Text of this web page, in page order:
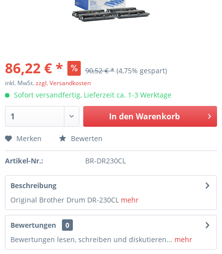
86,22 € * 90,52 € * (4,75% gespart)
inkl. MwSt.zzgl. Versandkosten
Sofort versandfertig, Lieferzeit ca. 1-3 Werktage
In den Warenkorb
Merken Bewerten
Artikel-Nr.: BR-DR230CL
Beschreibung
Original Brother Drum DR-230CL mehr
Bewertungen
0
Bewertungen lesen, schreiben und diskutieren... mehr